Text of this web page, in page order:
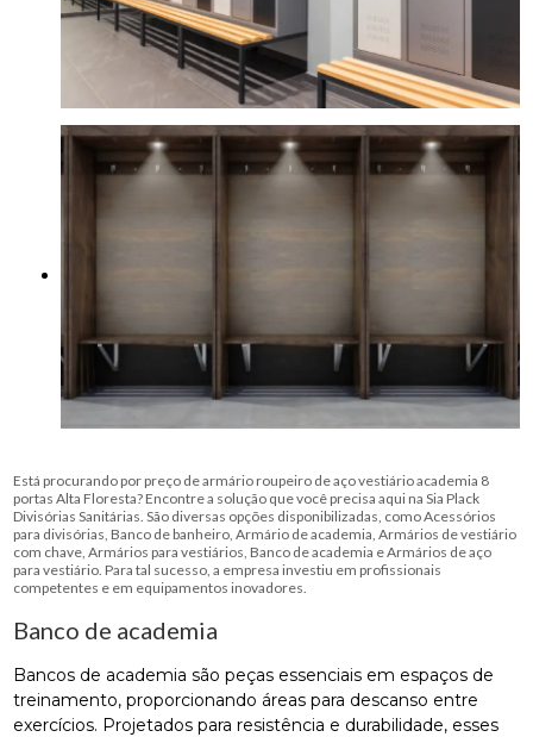
Está procurando por preço de armário roupeiro de aço vestiário academia 8
portas Alta Floresta? Encontre a solução que você precisa aqui na Sia Plack
Divisórias Sanitárias. São diversas opções disponibilizadas, como Acessórios
para divisórias, Banco de banheiro, Armário de academia, Armários de vestiário
com chave, Armários para vestiários, Banco de academia e Armários de aço
para vestiário. Para tal sucesso, a empresa investiu em profissionais
competentes e em equipamentos inovadores.
Banco de academia
Bancos de academia são peças essenciais em espaços de
treinamento, proporcionando áreas para descanso entre
exercícios. Projetados para resistência e durabilidade, esses